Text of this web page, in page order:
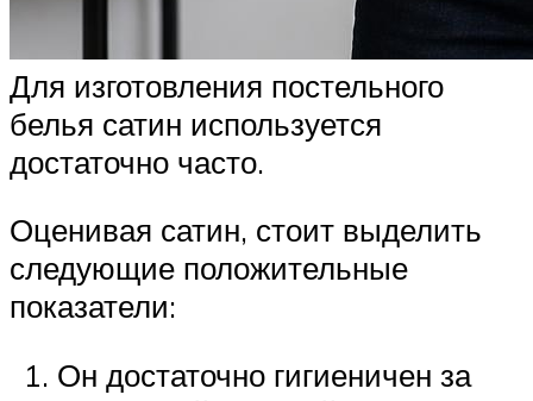
Для изготовления постельного
белья сатин используется
достаточно часто.
Оценивая сатин, стоит выделить
следующие положительные
показатели:
Он достаточно гигиеничен за